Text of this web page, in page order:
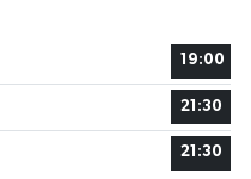
19:00
21:30
21:30